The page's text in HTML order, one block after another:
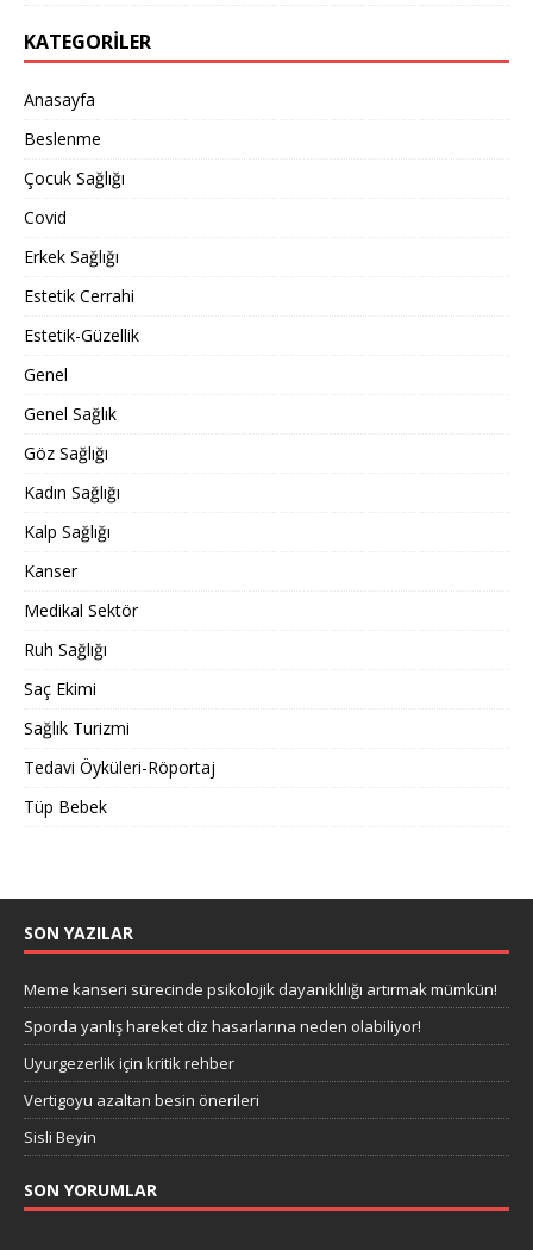
KATEGORILER
Anasayfa
Beslenme
Çocuk Sağlığı
Covid
Erkek Sağlığı
Estetik Cerrahi
Estetik-Güzellik
Genel
Genel Sağlık
Göz Sağlığı
Kadın Sağlığı
Kalp Sağlığı
Kanser
Medikal Sektör
Ruh Sağlığı
Saç Ekimi
Sağlık Turizmi
Tedavi Öyküleri-Röportaj
Tüp Bebek
SON YAZILAR
Meme kanseri sürecinde psikolojik dayanıklılığı artırmak mümkün!
Sporda yanlış hareket diz hasarlarına neden olabiliyor!
Uyurgezerlik için kritik rehber
Vertigoyu azaltan besin önerileri
Sisli Beyin
SON YORUMLAR